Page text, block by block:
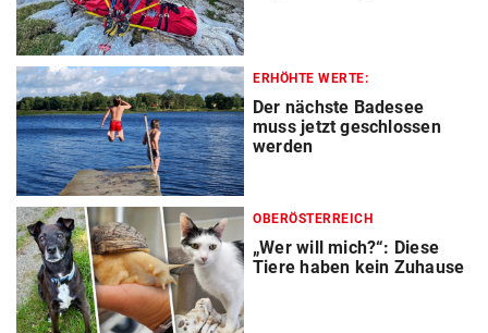
ERHÖHTE WERTE:
Der nächste Badesee
muss jetzt geschlossen
werden
OBERÖSTERREICH
„Wer will mich?“: Diese
Tiere haben kein Zuhause